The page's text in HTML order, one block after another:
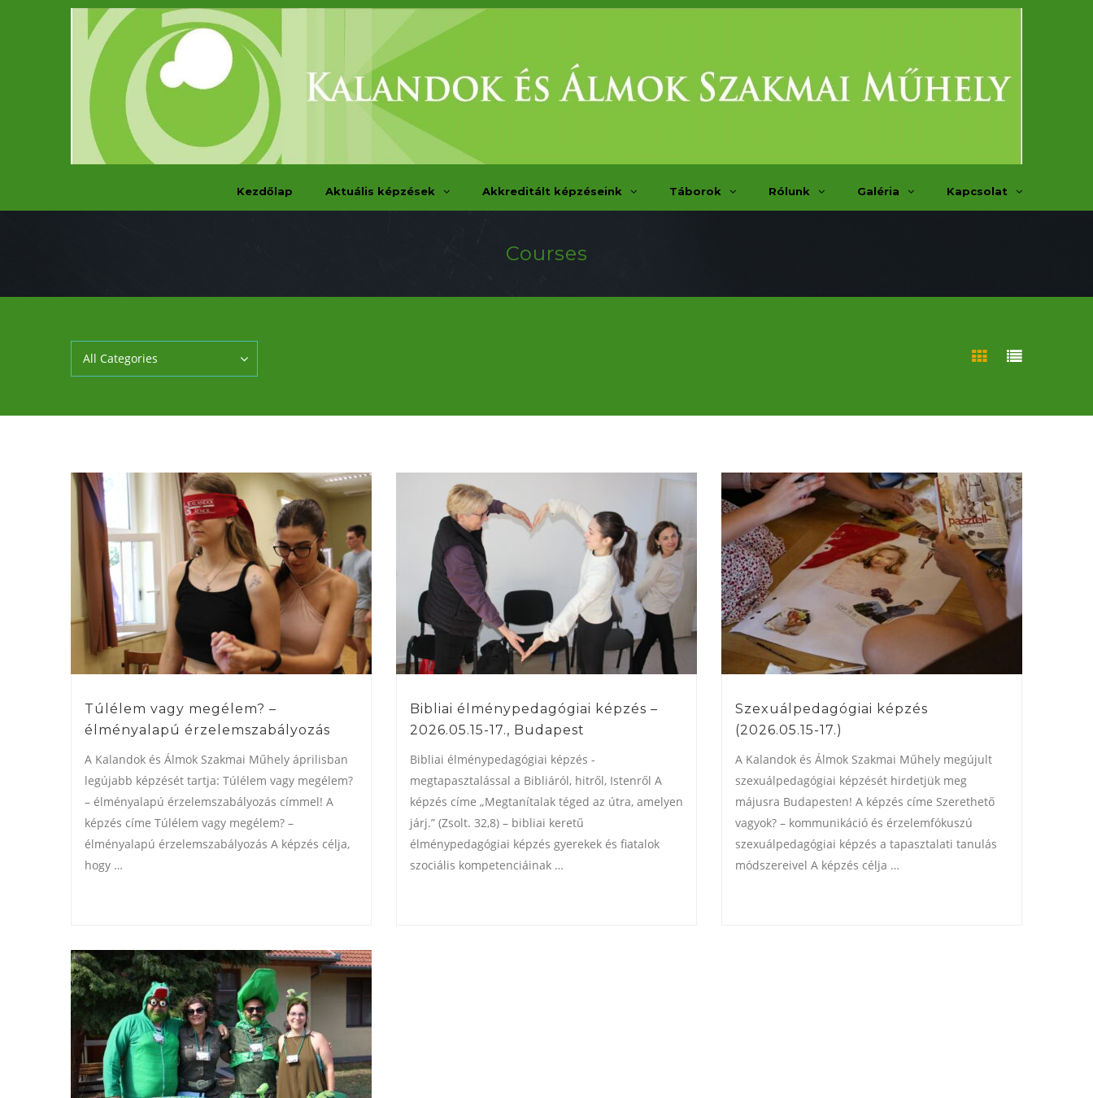
Kezdőlap Aktuális képzések Akkreditált képzéseink Táborok Rólunk Galéria Kapcsolat
Courses
All Categories
Túlélem vagy megélem? –
élményalapú érzelemszabályozás
A Kalandok és Álmok Szakmai Műhely áprilisban
legújabb képzését tartja: Túlélem vagy megélem?
– élményalapú érzelemszabályozás címmel! A
képzés címe Túlélem vagy megélem? –
élményalapú érzelemszabályozás A képzés célja,
hogy …
Bibliai élménypedagógiai képzés –
2026.05.15-17., Budapest
Bibliai élménypedagógiai képzés ​-
megtapasztalással a Bibliáról, hitről, Istenről A
képzés címe „Megtanítalak téged az útra, amelyen
járj.” (Zsolt. 32,8) – bibliai keretű
élménypedagógiai képzés gyerekek és fiatalok
szociális kompetenciáinak …
Szexuálpedagógiai képzés
(2026.05.15-17.)
A Kalandok és Álmok Szakmai Műhely megújult
szexuálpedagógiai képzését hirdetjük meg
májusra Budapesten! A képzés címe Szerethető
vagyok? – kommunikáció és érzelemfókuszú
szexuálpedagógiai képzés a tapasztalati tanulás
módszereivel A képzés célja …